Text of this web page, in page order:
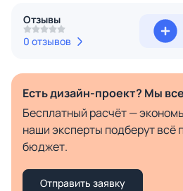
Отзывы
0 отзывов
Есть дизайн-проект? Мы
Бесплатный расчёт —
наши эксперты подберут всё
бюджет.
Отправить заявку